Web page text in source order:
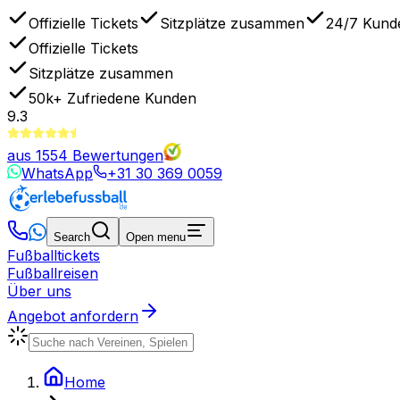
Offizielle Tickets Sitzplätze zusammen
24/7
Offizielle Tickets
Sitzplätze zusammen
50k+ Zufriedene Kunden
9.3
aus 1554 Bewertungen
WhatsApp
+31 30 369 0059
Search Open menu
Fußballtickets
Fußballreisen
Über uns
Angebot anfordern
Home